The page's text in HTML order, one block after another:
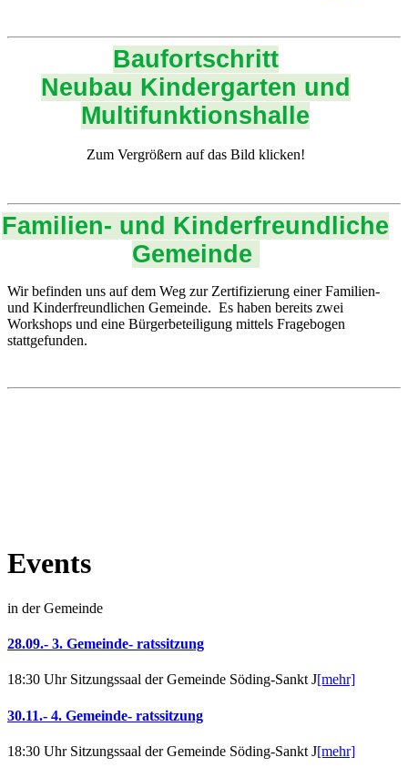
Baufortschritt
Neubau Kindergarten und
Multifunktionshalle
Zum Vergrößern auf das Bild klicken!
Familien- und Kinderfreundliche
Gemeinde
Wir befinden uns auf dem Weg zur Zertifizierung einer Familien-
und Kinderfreundlichen Gemeinde. Es haben bereits zwei
Workshops und eine Bürgerbeteiligung mittels Fragebogen
stattgefunden.
Events
in der Gemeinde
28.09.- 3. Gemeinde- ratssitzung
18:30 Uhr Sitzungssaal der Gemeinde Söding-Sankt J[mehr]
30.11.- 4. Gemeinde- ratssitzung
18:30 Uhr Sitzungssaal der Gemeinde Söding-Sankt J[mehr]